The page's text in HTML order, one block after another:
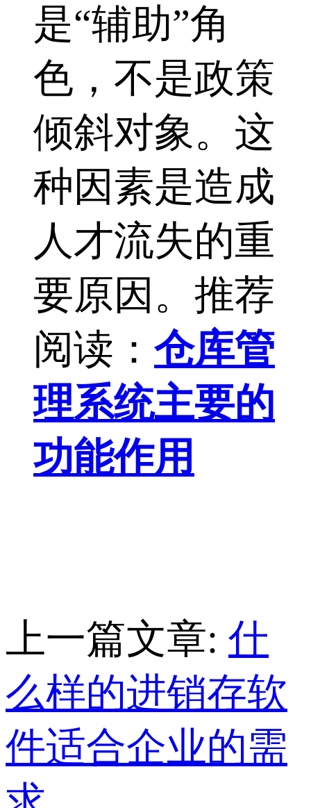
是“辅助”角
色，不是政策
倾斜对象。这
种因素是造成
人才流失的重
要原因。推荐
阅读： 仓库管
理系统主要的
功能作用
上一篇文章: 什
么样的进销存软
件适合企业的需